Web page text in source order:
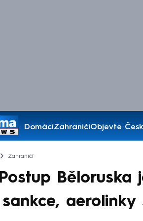
DomácíZahraničíObjevte
Pořady
Zahraničí
Běloruska